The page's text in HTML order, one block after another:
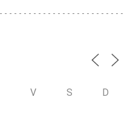
V S D